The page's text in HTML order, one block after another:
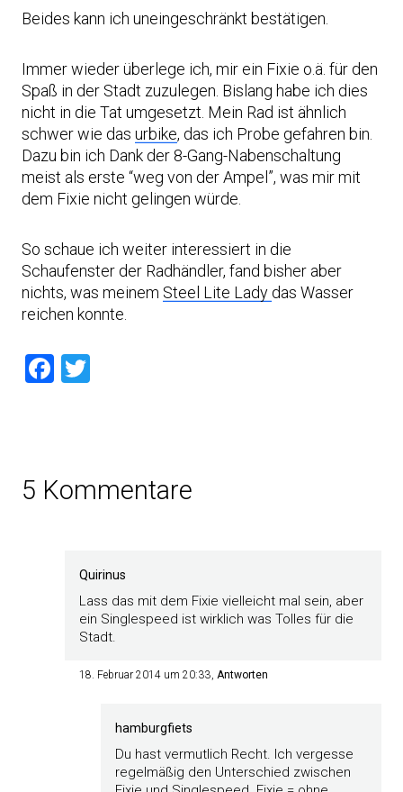
Beides kann ich uneingeschränkt bestätigen.
Immer wieder überlege ich, mir ein Fixie o.ä. für den
Spaß in der Stadt zuzulegen. Bislang habe ich dies
nicht in die Tat umgesetzt. Mein Rad ist ähnlich
schwer wie das urbike, das ich Probe gefahren bin.
Dazu bin ich Dank der 8-Gang-Nabenschaltung
meist als erste “weg von der Ampel”, was mir mit
dem Fixie nicht gelingen würde.
So schaue ich weiter interessiert in die
Schaufenster der Radhändler, fand bisher aber
nichts, was meinem Steel Lite Lady das Wasser
reichen konnte.
Facebook
5 Kommentare
Quirinus
Lass das mit dem Fixie vielleicht mal sein, aber
ein Singlespeed ist wirklich was Tolles für die
Stadt.
18. Februar 2014 um 20:33 Antworten
hamburgfiets
Du hast vermutlich Recht. Ich vergesse
regelmäßig den Unterschied zwischen